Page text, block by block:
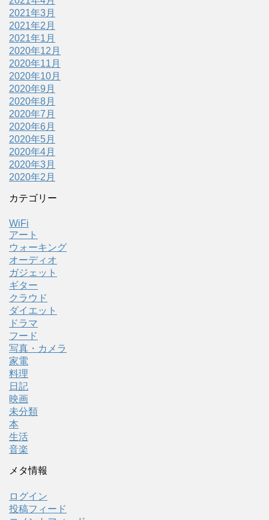
2021年3月
2021年2月
2021年1月
2020年12月
2020年11月
2020年10月
2020年9月
2020年8月
2020年7月
2020年6月
2020年5月
2020年4月
2020年3月
2020年2月
カテゴリー
WiFi
アート
ウォーキング
オーディオ
ガジェット
ギター
クラウド
ダイエット
ドラマ
フード
写真・カメラ
家電
料理
日記
映画
未分類
本
生活
音楽
メタ情報
ログイン
投稿フィード